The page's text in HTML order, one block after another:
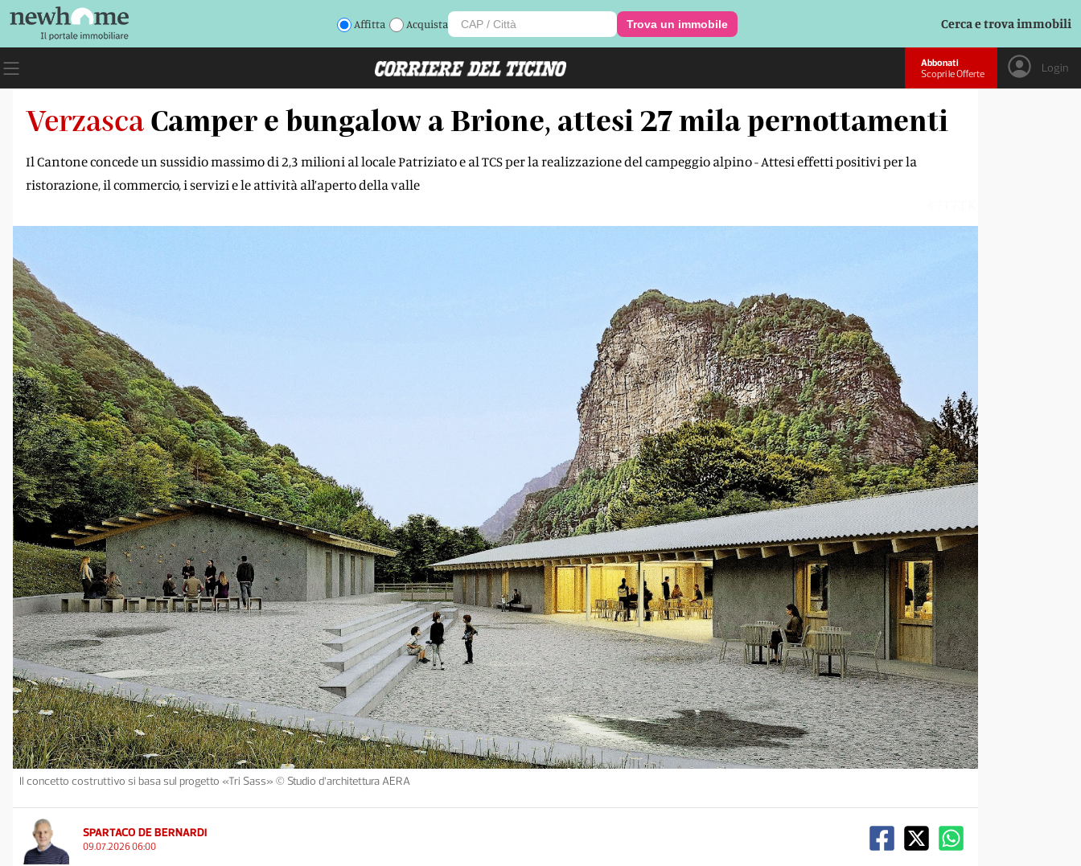
Affitta Acquista Trova un immobile Cerca e trova immobili
Abbonati
Scopri le Offerte
Login
Verzasca Camper e bungalow a Brione, attesi 27 mila pernottamenti
Il Cantone concede un sussidio massimo di 2,3 milioni al locale Patriziato e al TCS per la realizzazione del campeggio alpino - Attesi effetti positivi per la
ristorazione, il commercio, i servizi e le attività all’aperto della valle
Il concetto costruttivo si basa sul progetto «Tri Sass» © Studio d’architettura AERA
SPARTACO DE BERNARDI
09.07.2026 06:00